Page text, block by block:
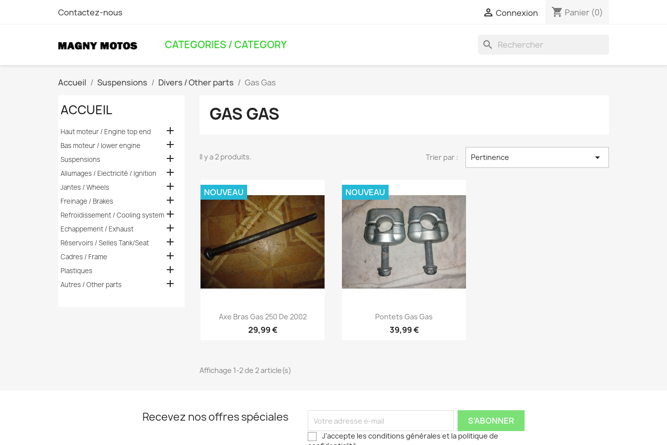
Contactez-nous  Connexion shopping_cart Panier (0)
CATEGORIES / CATEGORY search
Accueil Suspensions Divers / Other parts Gas Gas
ACCUEIL
Haut moteur / Engine top end 
Bas moteur / lower engine 
Suspensions 
Allumages / Electricité / Ignition 
Jantes / Wheels 
Freinage / Brakes 
Refroidissement / Cooling system
Echappement / Exhaust 
Réservoirs / Selles Tank/Seat 
Cadres / Frame 
Plastiques 
Autres / Other parts 
GAS GAS
Il y a 2 produits. Trier par : Pertinence 
Aperçu rapide
Axe Bras Gas 250 De 2002
29,99 €
NOUVEAU
Aperçu rapide
Pontets Gas Gas
39,99 €
NOUVEAU
Affichage 1-2 de 2 article(s)
Recevez nos offres spéciales
J'accepte les conditions générales et la politique de